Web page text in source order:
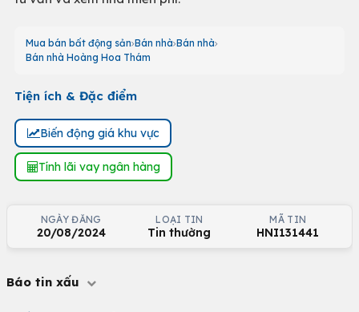
Mua bán bất động sản Bán nhà Bán nhà
Bán nhà Hoàng Hoa Thám
Tiện ích & Đặc điểm
Biến động giá khu vực
Tính lãi vay ngân hàng
NGÀY ĐĂNG
20/08/2024
LOẠI TIN
Tin thường
MÃ TIN
HNI131441
Báo tin xấu